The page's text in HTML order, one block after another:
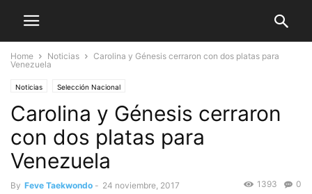
Home Noticias
Carolina y Génesis cerraron con dos platas para
Venezuela
Noticias Selección Nacional
Carolina y Génesis cerraron
con dos platas para
Venezuela
By Feve Taekwondo - 24 noviembre, 2017 0
1393